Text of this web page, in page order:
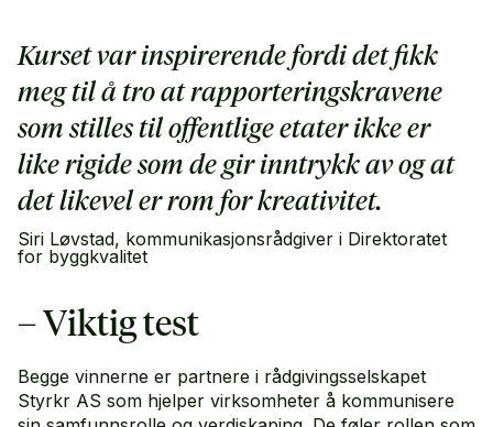
Kurset var inspirerende fordi det fikk
meg til å tro at rapporteringskravene
som stilles til offentlige etater ikke er
like rigide som de gir inntrykk av og at
det likevel er rom for kreativitet.
Siri Løvstad, kommunikasjonsrådgiver i Direktoratet
for byggkvalitet
– Viktig test
Begge vinnerne er partnere i rådgivingsselskapet
Styrkr AS som hjelper virksomheter å kommunisere